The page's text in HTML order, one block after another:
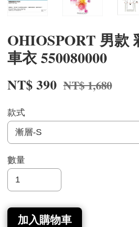
OHIOSPORT 男款
車衣 550080000
NT$ 390 NT$ 1,680
款式
數量
加入購物車